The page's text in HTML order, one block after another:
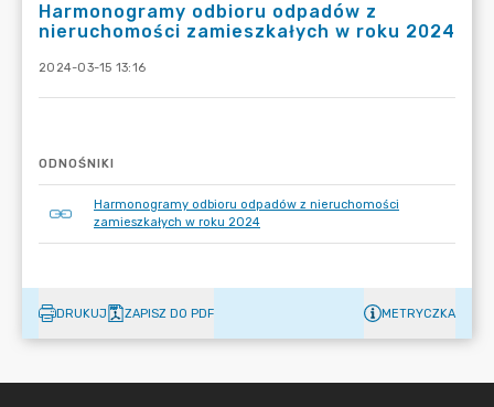
Harmonogramy odbioru odpadów z
nieruchomości zamieszkałych w roku 2024
2024-03-15 13:16
ODNOŚNIKI
Harmonogramy odbioru odpadów z nieruchomości
zamieszkałych w roku 2024
DRUKUJ ZAPISZ DO PDF METRYCZKA